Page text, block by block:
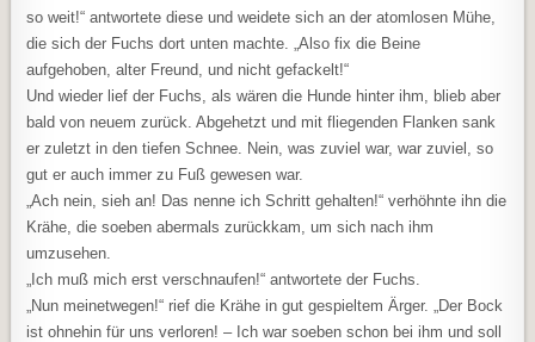
so weit!“ antwortete diese und weidete sich an der atomlosen Mühe,
die sich der Fuchs dort unten machte. „Also fix die Beine
aufgehoben, alter Freund, und nicht gefackelt!“
Und wieder lief der Fuchs, als wären die Hunde hinter ihm, blieb aber
bald von neuem zurück. Abgehetzt und mit fliegenden Flanken sank
er zuletzt in den tiefen Schnee. Nein, was zuviel war, war zuviel, so
gut er auch immer zu Fuß gewesen war.
„Ach nein, sieh an! Das nenne ich Schritt gehalten!“ verhöhnte ihn die
Krähe, die soeben abermals zurückkam, um sich nach ihm
umzusehen.
„Ich muß mich erst verschnaufen!“ antwortete der Fuchs.
„Nun meinetwegen!“ rief die Krähe in gut gespieltem Ärger. „Der Bock
ist ohnehin für uns verloren! – Ich war soeben schon bei ihm und soll